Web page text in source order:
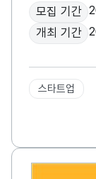
모집 기간
개최 기간
스타트업